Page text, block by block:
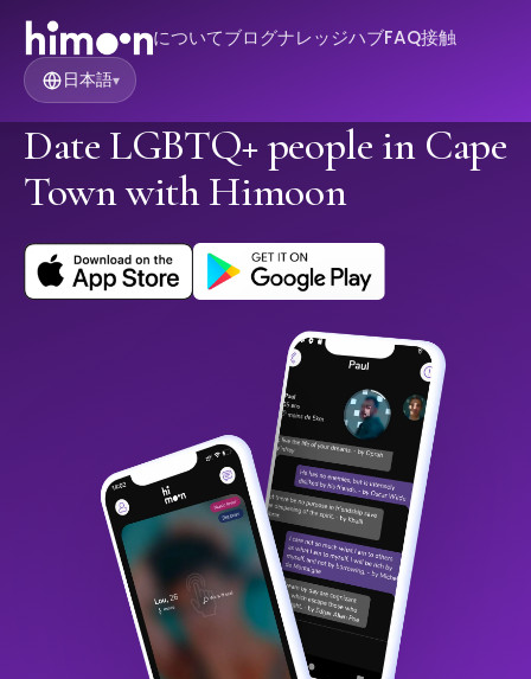
についてブログナレッジハブFAQ接触
日本語▾
Date LGBTQ+ people in Cape
Town with Himoon